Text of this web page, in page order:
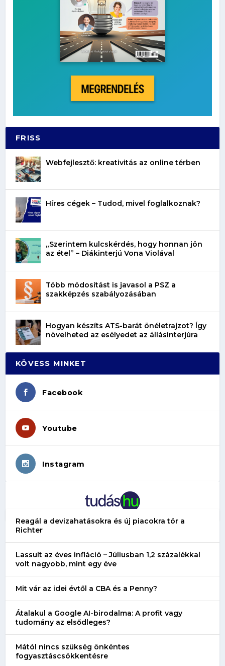
FRISS
Webfejlesztő: kreativitás az online térben
Híres cégek – Tudod, mivel foglalkoznak?
„Szerintem kulcskérdés, hogy honnan jön
az étel” – Diákinterjú Vona Violával
Több módosítást is javasol a PSZ a
szakképzés szabályozásában
Hogyan készíts ATS-barát önéletrajzot? Így
növelheted az esélyedet az állásinterjúra
KÖVESS MINKET
Facebook
Youtube
Instagram
Reagál a devizahatásokra és új piacokra tör a
Richter
Lassult az éves infláció – Júliusban 1,2 százalékkal
volt nagyobb, mint egy éve
Mit vár az idei évtől a CBA és a Penny?
Átalakul a Google AI-birodalma: A profit vagy
tudomány az elsődleges?
Mától nincs szükség önkéntes
fogyasztáscsökkentésre